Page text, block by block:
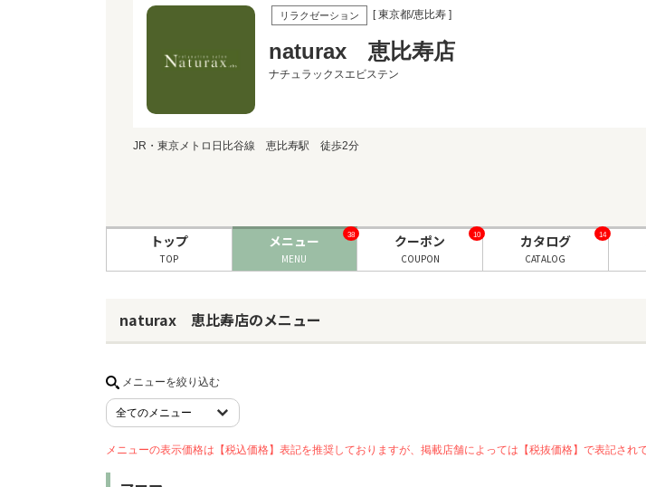
リラクゼーション [ 東京都/恵比寿 ]
naturax 恵比寿店
ナチュラックスエビステン
JR・東京メトロ日比谷線 恵比寿駅 徒歩2分
トップ
TOP
メニュー
MENU
38 クーポン
COUPON
10 カタログ
CATALOG
14
naturax 恵比寿店のメニュー
メニューを絞り込む
メニューの表示価格は【税込価格】表記を推奨しておりますが、掲載店舗によっては【税抜価格】で表記され